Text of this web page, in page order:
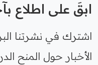
ابقَ على اطلاع
اشترك في نشرتنا
الأخبار حول المنح